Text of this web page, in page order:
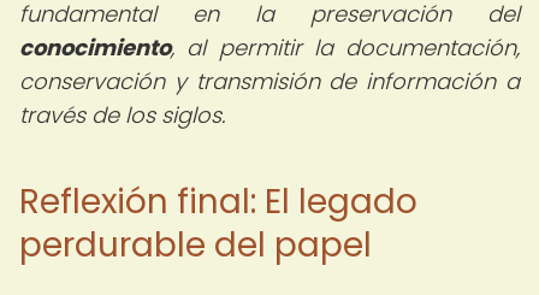
fundamental en la preservación del
conocimiento, al permitir la documentación,
conservación y transmisión de información a
través de los siglos.
Reflexión final: El legado
perdurable del papel